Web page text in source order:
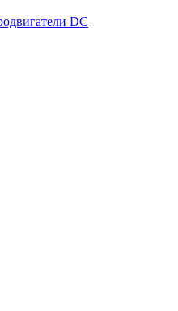
DC